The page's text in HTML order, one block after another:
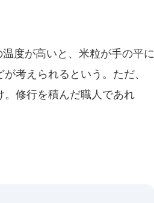
度が高いと、米粒が手の平に
考えられるという。ただ、
。修行を積んだ職人であれ